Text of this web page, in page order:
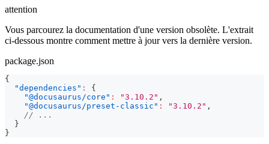
attention
Vous parcourez la documentation d'une version obsolète. L'extrait
ci-dessous montre comment mettre à jour vers la dernière version.
package.json
{
"dependencies" :
{
"@docusaurus/core" : "3.10.2" ,
"@docusaurus/preset-classic" : "3.10.2" ,
// ...
}
}